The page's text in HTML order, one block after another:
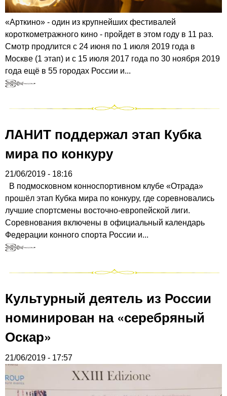
«Арткино» - один из крупнейших фестивалей
короткометражного кино - пройдет в этом году в 11 раз.
Смотр продлится с 24 июня по 1 июля 2019 года в
Москве (1 этап) и с 15 июля 2017 года по 30 ноября 2019
года ещё в 55 городах России и...
ЛАНИТ поддержал этап Кубка
мира по конкуру
21/06/2019 - 18:16
В подмосковном конноспортивном клубе «Отрада»
прошёл этап Кубка мира по конкуру, где соревновались
лучшие спортсмены восточно-европейской лиги.
Соревнования включены в официальный календарь
Федерации конного спорта России и...
Культурный деятель из России
номинирован на «серебряный
Оскар»
21/06/2019 - 17:57